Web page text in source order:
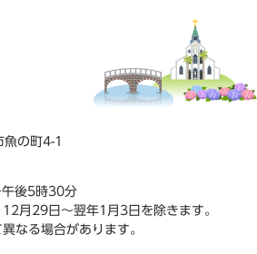
の町4-1
後5時30分
月29日～翌年1月3日を除きます。
なる場合があります。